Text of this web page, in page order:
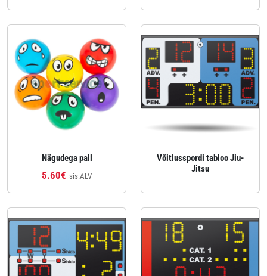
Nägudega pall
5.60€ sis.ALV
Võitlusspordi tabloo Jiu-
Jitsu